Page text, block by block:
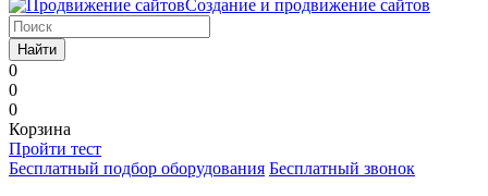
Создание и продвижение сайтов
Найти
0
0
0
Корзина
Пройти тест
Бесплатный подбор оборудования Бесплатный звонок